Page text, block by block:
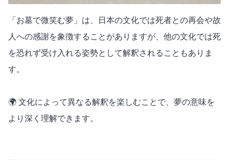
「お墓で微笑む夢」は、日本の文化では死者との再会や故
人への感謝を象徴することがありますが、他の文化では死
を恐れず受け入れる姿勢として解釈されることもありま
す。
🌍 文化によって異なる解釈を楽しむことで、夢の意味を
より深く理解できます。